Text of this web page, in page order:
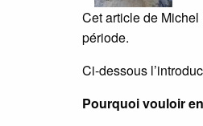
Cet article de
période.
Ci-dessous
Pourquoi vouloir